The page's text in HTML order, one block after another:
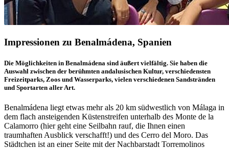
Impressionen zu Benalmádena, Spanien
Die Möglichkeiten in Benalmádena sind äußert vielfältig. Sie haben die
Auswahl zwischen der berühmten andalusischen Kultur, verschiedensten
Freizeitparks, Zoos und Wasserparks, vielen verschiedenen Sandstränden
und Sportarten aller Art.
Benalmádena liegt etwas mehr als 20 km südwestlich von Málaga in
dem flach ansteigenden Küstenstreifen unterhalb des Monte de la
Calamorro (hier geht eine Seilbahn rauf, die Ihnen einen
traumhaften Ausblick verschafft!) und des Cerro del Moro. Das
Städtchen ist an einer Seite mit der Nachbarstadt Torremolinos